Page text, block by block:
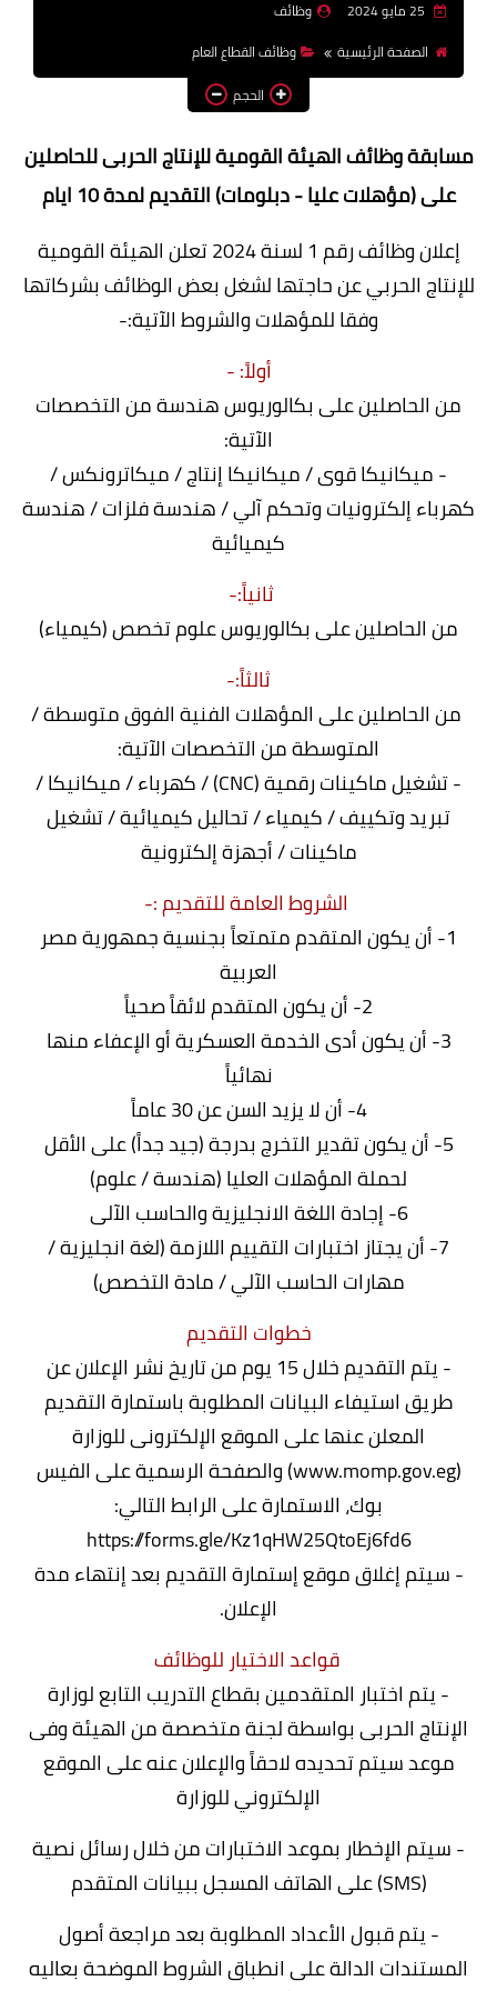
بالجامعات والمعاهد
اخبار
وظائف
الصفحة الرئيسية
وظائف القطاع العام
الحجم
مسابقة وظائف الهيئة القومية للإنتاج الحربى للحاصلين
على (مؤهلات عليا - دبلومات) التقديم لمدة 10 ايام
إعلان وظائف رقم 1 لسنة 2024 تعلن الهيئة القومية
للإنتاج الحربي عن حاجتها لشغل بعض الوظائف بشركاتها
وفقا للمؤهلات والشروط الآتية:-
أولاً: -
من الحاصلين على بكالوريوس هندسة من التخصصات
الآتية:
- ميكانيكا قوى / ميكانيكا إنتاج / ميكاترونكس /
كهرباء إلكترونيات وتحكم آلي / هندسة فلزات / هندسة
كيميائية
ثانياً:-
من الحاصلين على بكالوريوس علوم تخصص (كيمياء)
ثالثاً:-
من الحاصلين على المؤهلات الفنية الفوق متوسطة /
المتوسطة من التخصصات الآتية:
- تشغيل ماكينات رقمية (CNC) / كهرباء / ميكانيكا /
تبريد وتكييف / كيمياء / تحاليل كيميائية / تشغيل
ماكينات / أجهزة إلكترونية
الشروط العامة للتقديم :-
1- أن يكون المتقدم متمتعاً بجنسية جمهورية مصر
العربية
2- أن يكون المتقدم لائقاً صحياً
3- أن يكون أدى الخدمة العسكرية أو الإعفاء منها
نهائياً
4- أن لا يزيد السن عن 30 عاماً
5- أن يكون تقدير التخرج بدرجة (جيد جداً) على الأقل
لحملة المؤهلات العليا (هندسة / علوم)
6- إجادة اللغة الانجليزية والحاسب الآلى
7- أن يجتاز اختبارات التقييم اللازمة (لغة انجليزية /
مهارات الحاسب الآلي / مادة التخصص)
خطوات التقديم
- يتم التقديم خلال 15 يوم من تاريخ نشر الإعلان عن
طريق استيفاء البيانات المطلوبة باستمارة التقديم
المعلن عنها على الموقع الإلكترونى للوزارة
(
www.momp.gov.eg) والصفحة الرسمية على الفيس
بوك، الاستمارة على الرابط التالي:
https://forms.gle/Kz1qHW25QtoEj6fd6
- سيتم إغلاق موقع إستمارة التقديم بعد إنتهاء مدة
الإعلان.
قواعد الاختيار للوظائف
- يتم اختبار المتقدمين بقطاع التدريب التابع لوزارة
الإنتاج الحربى بواسطة لجنة متخصصة من الهيئة وفى
موعد سيتم تحديده لاحقاً والإعلان عنه على الموقع
الإلكتروني للوزارة
- سيتم الإخطار بموعد الاختبارات من خلال رسائل نصية
(SMS) على الهاتف المسجل ببيانات المتقدم
- يتم قبول الأعداد المطلوبة بعد مراجعة أصول
المستندات الدالة على انطباق الشروط الموضحة بعاليه